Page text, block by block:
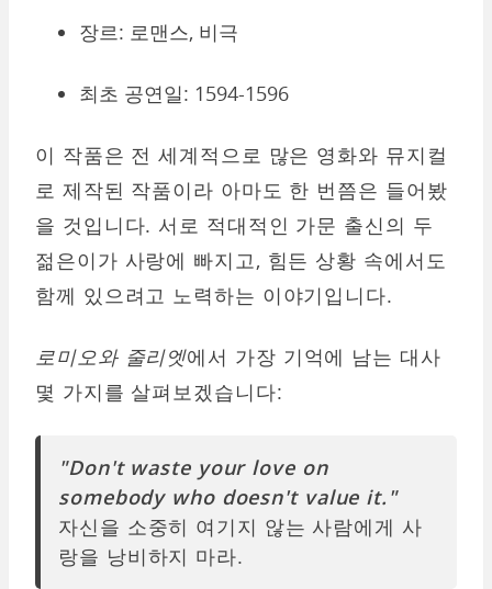
장르: 로맨스, 비극
최초 공연일: 1594-1596
이 작품은 전 세계적으로 많은 영화와 뮤지컬
로 제작된 작품이라 아마도 한 번쯤은 들어봤
을 것입니다. 서로 적대적인 가문 출신의 두
젊은이가 사랑에 빠지고, 힘든 상황 속에서도
함께 있으려고 노력하는 이야기입니다.
로미오와 줄리엣에서 가장 기억에 남는 대사
몇 가지를 살펴보겠습니다:
"Don't waste your love on
somebody who doesn't value it."
자신을 소중히 여기지 않는 사람에게 사
랑을 낭비하지 마라.